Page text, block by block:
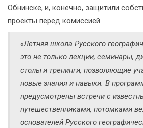
Обнинске, и, конечно, защитили
проекты перед комиссией.
«Летняя школа Русского
это не только лекции, семинары,
столы и тренинги, позволяющие
новые знания и навыки. В
предусмотрены встречи с
путешественниками, потомками
основателей Русского